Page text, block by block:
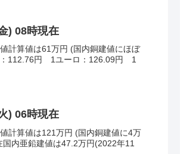
) 08時現在
計算値は61万円 (国内銅建値にほぼ
：112.76円 1ユーロ：126.09円 1
) 06時現在
計算値は121万円 (国内銅建値に4万
内亜鉛建値は47.2万円(2022年11